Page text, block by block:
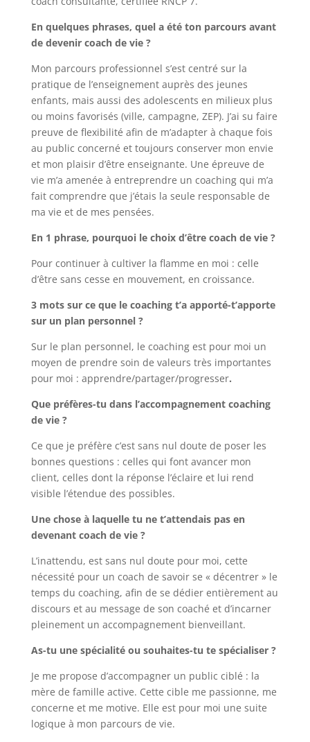
En quelques phrases, quel a été ton parcours avant
de devenir coach de vie ?
Mon parcours professionnel s’est centré sur la
pratique de l’enseignement auprès des jeunes
enfants, mais aussi des adolescents en milieux plus
ou moins favorisés (ville, campagne, ZEP). J’ai su faire
preuve de flexibilité afin de m’adapter à chaque fois
au public concerné et toujours conserver mon envie
et mon plaisir d’être enseignante. Une épreuve de
vie m’a amenée à entreprendre un coaching qui m’a
fait comprendre que j’étais la seule responsable de
ma vie et de mes pensées.
En 1 phrase, pourquoi le choix d’être coach de vie ?
Pour continuer à cultiver la flamme en moi : celle
d’être sans cesse en mouvement, en croissance.
3 mots sur ce que le coaching t’a apporté-t’apporte
sur un plan personnel ?
Sur le plan personnel, le coaching est pour moi un
moyen de prendre soin de valeurs très importantes
pour moi : apprendre/partager/progresser.
Que préfères-tu dans l’accompagnement coaching
de vie ?
Ce que je préfère c’est sans nul doute de poser les
bonnes questions : celles qui font avancer mon
client, celles dont la réponse l’éclaire et lui rend
visible l’étendue des possibles.
Une chose à laquelle tu ne t’attendais pas en
devenant coach de vie ?
L’inattendu, est sans nul doute pour moi, cette
nécessité pour un coach de savoir se « décentrer » le
temps du coaching, afin de se dédier entièrement au
discours et au message de son coaché et d’incarner
pleinement un accompagnement bienveillant.
As-tu une spécialité ou souhaites-tu te spécialiser ?
Je me propose d’accompagner un public ciblé : la
mère de famille active. Cette cible me passionne, me
concerne et me motive. Elle est pour moi une suite
logique à mon parcours de vie.